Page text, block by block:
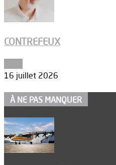
CONTREFEUX
16 juillet 2026
À NE PAS MANQUER